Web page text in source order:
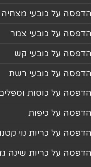
הדפסה על כובעי
הדפסה על כובעי צמר
הדפסה על כובעי קש
הדפסה על כובעי רשת
הדפסה על כוסות
הדפסה על כיפות
הדפסה על כריות נוי
הדפסה על כריות שינה